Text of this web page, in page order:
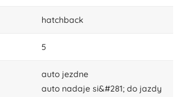
hatchback
5
auto jezdne
auto nadaje si&#281; do jazdy